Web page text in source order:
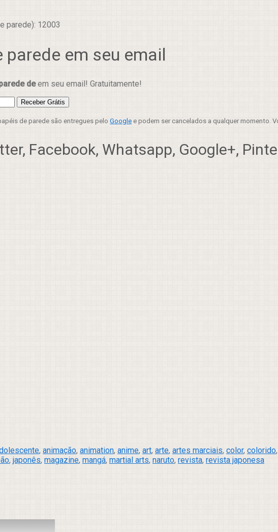
parede): 12003
parede em seu email
deem seu email! Gratuitamente!
de parede são entregues pelo Google e podem ser cancelados a qualquer momento.
Facebook, Whatsapp, Google+,
, animação, animation, anime, art, arte, artes marciais, color, colorido,
, japonês, magazine, mangá, martial arts, naruto, revista, revista japonesa